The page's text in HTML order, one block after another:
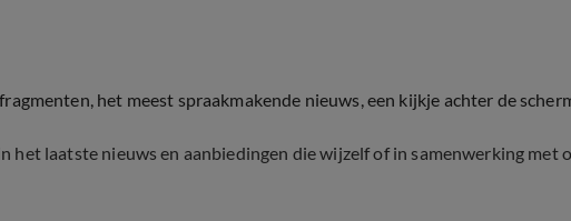
het meest spraakmakende nieuws, een kijkje achter de
het laatste nieuws en aanbiedingen die wijzelf of in samenwerking